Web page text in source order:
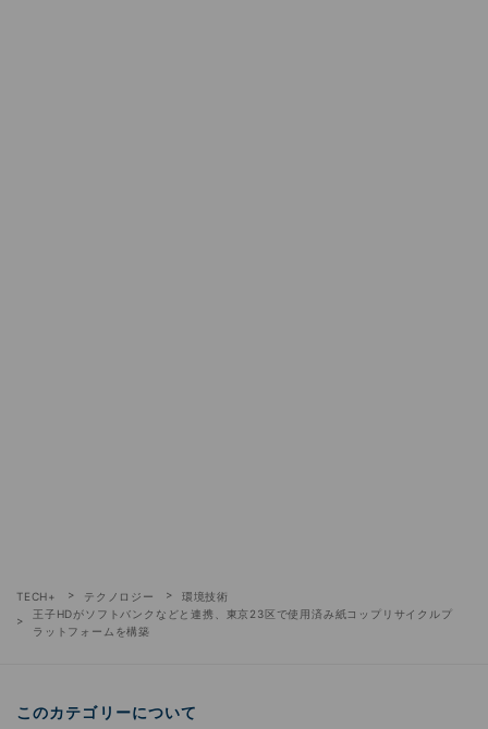
TECH+ テクノロジー
環境技術
王子HDがソフトバンクなどと連携、東京23区で使用済み紙コップリサイクルプ
ラットフォームを構築
このカテゴリーについて